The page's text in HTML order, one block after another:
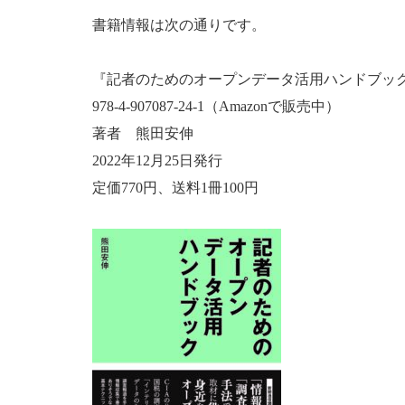
書籍情報は次の通りです。
『記者のためのオープンデータ活用ハンドブッ
978-4-907087-24-1（Amazonで販売中）
著者 熊田安伸
2022年12月25日発行
定価770円、送料1冊100円